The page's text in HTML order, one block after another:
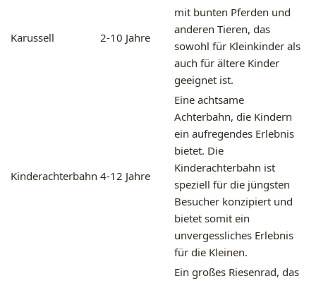
Karussell 2-10 Jahre
mit bunten Pferden und
anderen Tieren, das
sowohl für Kleinkinder als
auch für ältere Kinder
geeignet ist.
Kinderachterbahn 4-12 Jahre
Eine achtsame
Achterbahn, die Kindern
ein aufregendes Erlebnis
bietet. Die
Kinderachterbahn ist
speziell für die jüngsten
Besucher konzipiert und
bietet somit ein
unvergessliches Erlebnis
für die Kleinen.
Ein großes Riesenrad, das